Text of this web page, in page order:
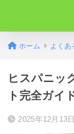
ホーム よくあ
ヒスパニッ
ト完全ガイ
2025年12月13日